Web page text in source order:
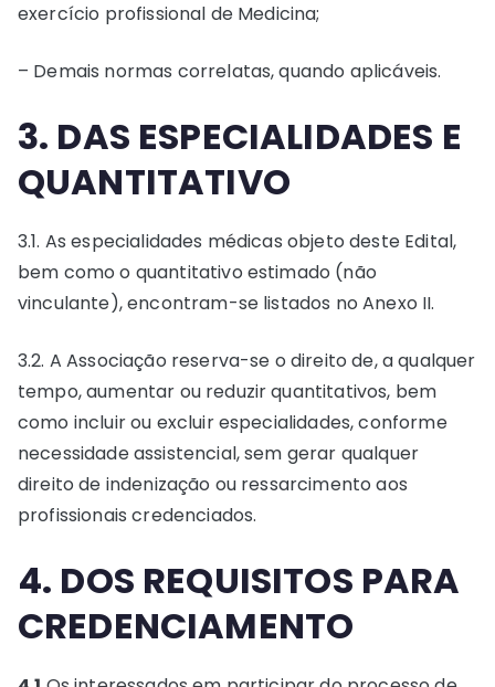
exercício profissional de Medicina;
– Demais normas correlatas, quando aplicáveis.
3. DAS ESPECIALIDADES E
QUANTITATIVO
3.1. As especialidades médicas objeto deste Edital,
bem como o quantitativo estimado (não
vinculante), encontram-se listados no Anexo II.
3.2. A Associação reserva-se o direito de, a qualquer
tempo, aumentar ou reduzir quantitativos, bem
como incluir ou excluir especialidades, conforme
necessidade assistencial, sem gerar qualquer
direito de indenização ou ressarcimento aos
profissionais credenciados.
4. DOS REQUISITOS PARA
CREDENCIAMENTO